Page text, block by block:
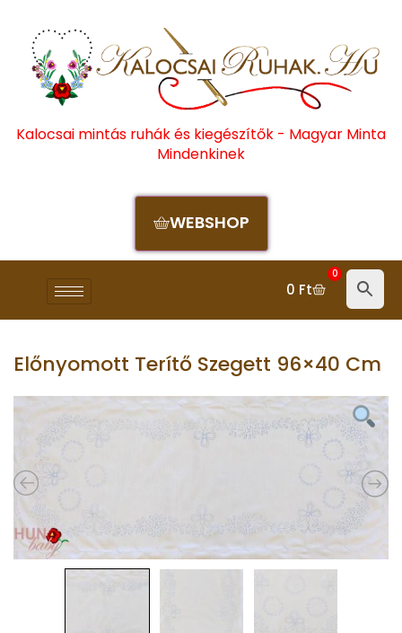
Kalocsai mintás ruhák és kiegészítők - Magyar Minta
Mindenkinek
WEBSHOP
0 Ft
0
Előnyomott Terítő Szegett 96×40 Cm